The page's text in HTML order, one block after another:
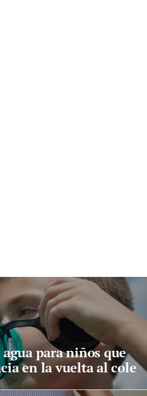
para niños que
en la vuelta al cole